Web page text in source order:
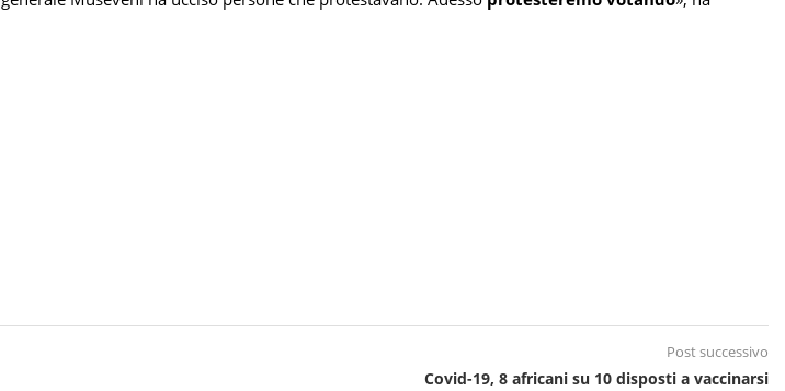
Post successivo
Covid-19, 8 africani su 10 disposti a vaccinarsi